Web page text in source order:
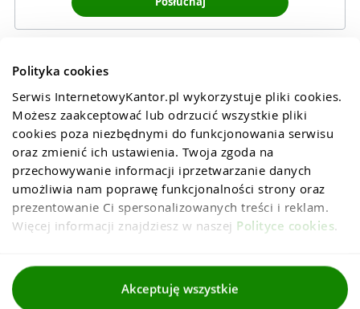
Polityka cookies
Serwis InternetowyKantor.pl wykorzystuje pliki cookies.
Możesz zaakceptować lub odrzucić wszystkie pliki
cookies poza niezbędnymi do funkcjonowania serwisu
oraz zmienić ich ustawienia. Twoja zgoda na
przechowywanie informacji iprzetwarzanie danych
umożliwia nam poprawę funkcjonalności strony oraz
prezentowanie Ci spersonalizowanych treści i reklam.
Więcej informacji znajdziesz w naszej Polityce cookies.
Akceptuję wszystkie
Regulaminy